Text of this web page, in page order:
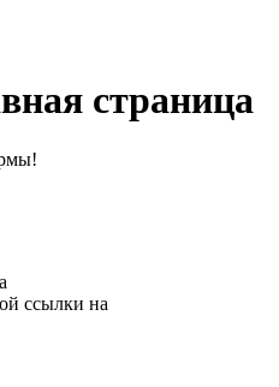
страница
ссылки на